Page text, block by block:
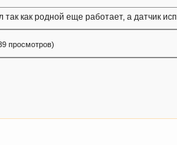
так как родной еще работает, а датчик
просмотров)